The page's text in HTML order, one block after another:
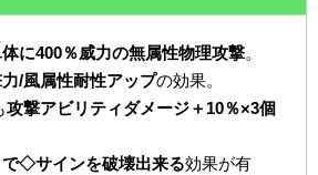
に400％威力の無属性物理攻撃。
/風属性耐性アップの効果。
攻撃アビリティダメージ＋10％×3個
◇サインを破壊出来る効果が有